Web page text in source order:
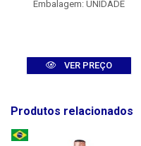
Embalagem: UNIDADE
VER PREÇO
Produtos relacionados